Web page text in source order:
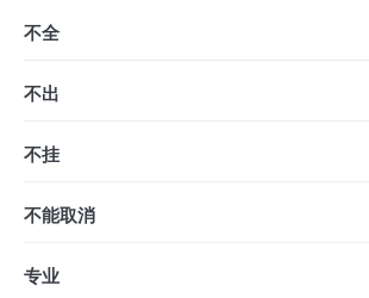
不全
不出
不挂
不能取消
专业